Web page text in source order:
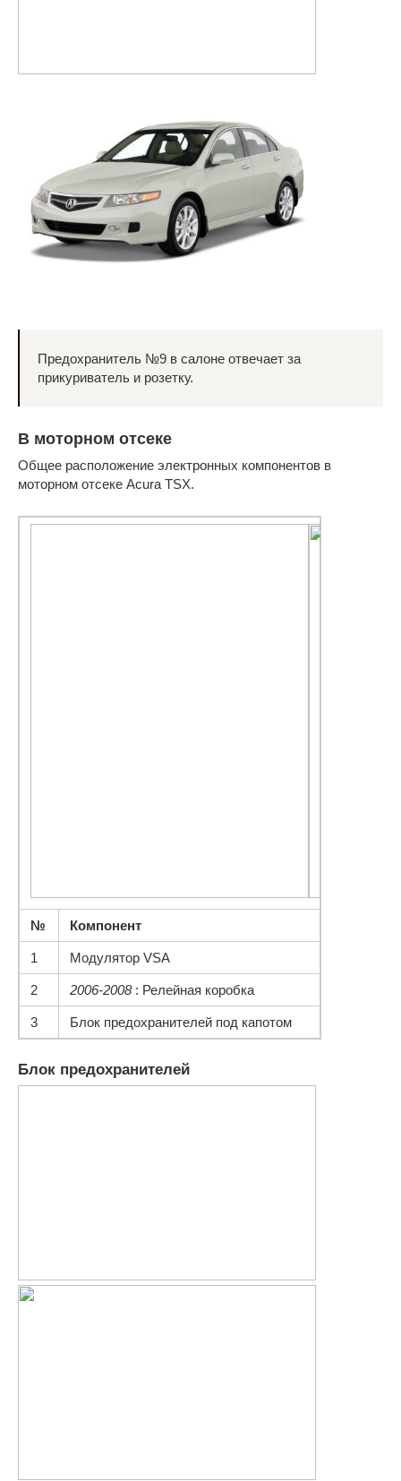
Предохранитель №9 в салоне отвечает за
прикуриватель и розетку.
В моторном отсеке
Общее расположение электронных компонентов в
моторном отсеке Acura TSX.
№ Компонент
1 Модулятор VSA
2 2006-2008: Релейная коробка
3 Блок предохранителей под капотом
Блок предохранителей